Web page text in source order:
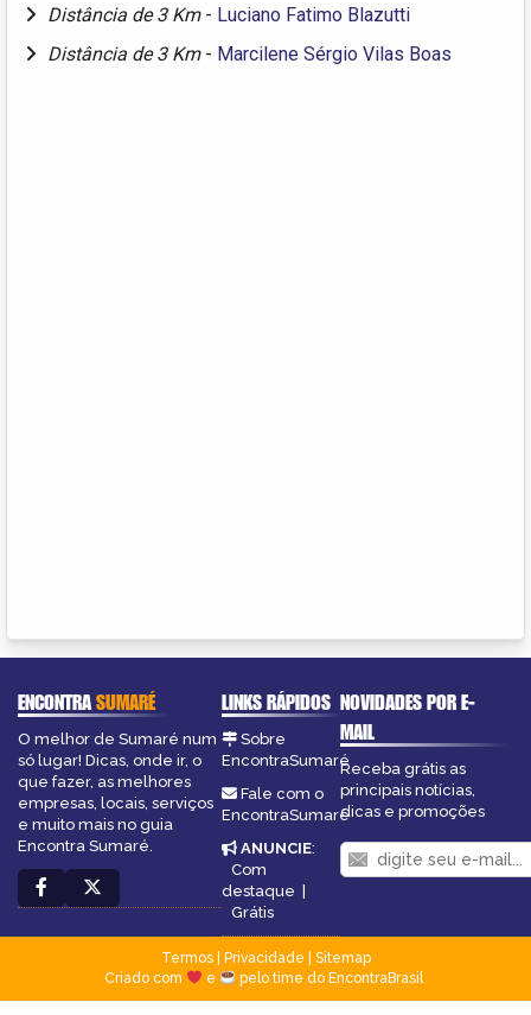
Distância de 3 Km - Luciano Fatimo Blazutti
Distância de 3 Km - Marcilene Sérgio Vilas Boas
ENCONTRASUMARÉ
O melhor de Sumaré num
só lugar! Dicas, onde ir, o
que fazer, as melhores
empresas, locais, serviços
e muito mais no guia
Encontra Sumaré.
LINKS RÁPIDOS
Sobre
EncontraSumaré
Fale com o
EncontraSumaré
ANUNCIE:
Com
destaque |
Grátis
NOVIDADES POR E-
MAIL
Receba grátis as
principais notícias,
dicas e promoções
Termos| Privacidade
Sitemap
Criado com
e pelo time do EncontraBrasil